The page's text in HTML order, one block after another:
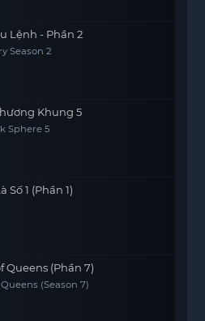
Lệnh - Phần 2
Season 2
Khung 5
Sphere 5
Số 1 (Phần 1)
Queens (Phần 7)
(Season 7)